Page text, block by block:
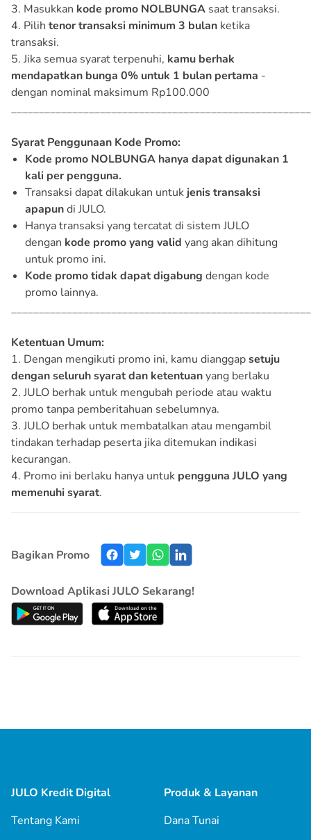
3. Masukkan kode promo NOLBUNGA saat transaksi.
4. Pilih tenor transaksi minimum 3 bulan ketika
transaksi.
5. Jika semua syarat terpenuhi, kamu berhak
mendapatkan bunga 0% untuk 1 bulan pertama -
dengan nominal maksimum Rp100.000
Syarat Penggunaan Kode Promo:
Kode promo NOLBUNGA hanya dapat digunakan 1
kali per pengguna.
Transaksi dapat dilakukan untuk jenis transaksi
apapundi JULO.
Hanya transaksi yang tercatat di sistem JULO
dengan kode promo yang valid yang akan dihitung
untuk promo ini.
Kode promo tidak dapat digabung dengan kode
promo lainnya.
Ketentuan Umum:
1. Dengan mengikuti promo ini, kamu dianggapsetuju
dengan seluruh syarat dan ketentuanyang berlaku
2. JULO berhak untuk mengubah periode atau waktu
promo tanpa pemberitahuan sebelumnya.
3. JULO berhak untuk membatalkan atau mengambil
tindakan terhadap peserta jika ditemukan indikasi
kecurangan.
4. Promo ini berlaku hanya untuk pengguna JULO yang
memenuhi syarat.
Bagikan Promo
Download Aplikasi JULO Sekarang!
JULO Kredit Digital
Tentang Kami
Produk & Layanan
Dana Tunai